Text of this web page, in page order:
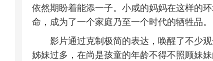
依然期盼着能添一子。小咸的妈妈在这样的
命，成为了一个家庭乃至一个时代的牺牲品。
影片通过克制极简的表达，唤醒了不少
姊妹过多，在尚是孩童的年龄不得不照顾妹